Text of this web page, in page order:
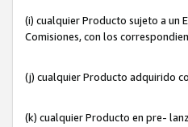
(i) cualquier Producto sujeto a un
Comisiones, con los
(j) cualquier Producto adquirido
(k) cualquier Producto en pre-